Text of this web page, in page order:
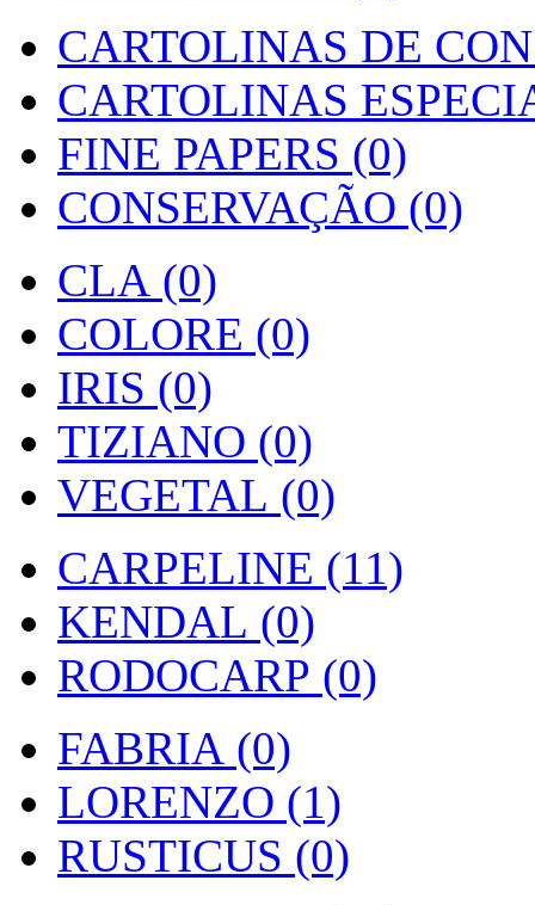
CARTOLINAS DE
CARTOLINAS
FINE PAPERS (0)
CONSERVAÇÃO (0)
CLA (0)
COLORE (0)
IRIS (0)
TIZIANO (0)
VEGETAL (0)
CARPELINE (11)
KENDAL (0)
RODOCARP (0)
FABRIA (0)
LORENZO (1)
RUSTICUS (0)